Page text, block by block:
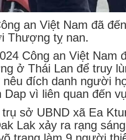
an Việt Nam đã
Thượng tỵ nan.
Công an Việt Nam
ở Thái Lan để truy
nêu đích danh người
Dap vì liên quan đến
sở UBND xã Ea
Lak xảy ra rạng